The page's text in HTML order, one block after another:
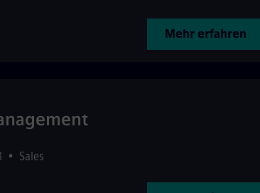
Mehr erfahren
• Sales